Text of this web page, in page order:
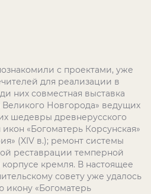
с проектами, уже
для реализации в
них совместная выставка
Великого Новгорода» ведущих
шедевры древнерусского
«Богоматерь Корсунская»
(XIV в.); ремонт системы
реставрации темперной
кремля. В настоящее
совету уже удалось
икону «Богоматерь